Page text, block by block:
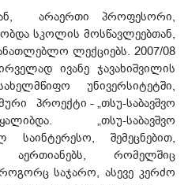
არაერთი პროფესორი,
სკოლის მოსწავლეებთან,
ლექციებს. 2007/08
ივანე ჯავახიშვილის
უნივერსიტეტში,
პროექტი - „თსუ-საბავშვო
„თსუ-საბავშვო
საინტერესო, შემეცნებით,
რომელშიც
საჯარო, ასევე კერძო